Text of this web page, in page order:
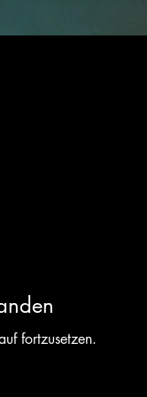
fortzusetzen.